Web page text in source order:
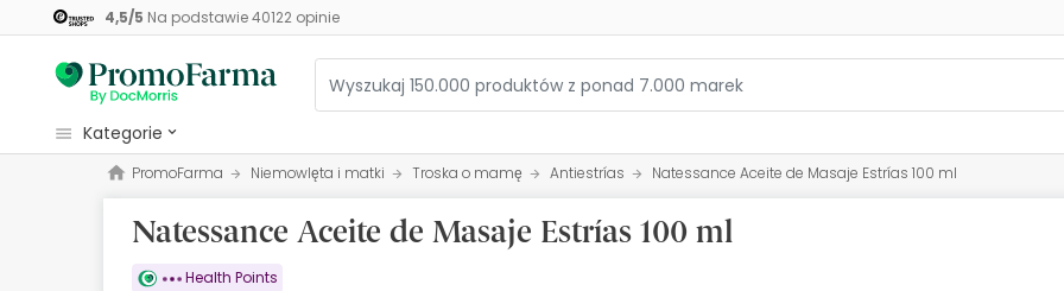
4,5/5 Na podstawie40122opinie
kategorie
Kosmetyki
Zdrowie
Higiena
PromoFarma Niemowlęta i matki Troska o mamę Antiestrías Natessance Aceite de Masaje Estrías 100 ml
Natessance Aceite de Masaje Estrías 100 ml
Health Points